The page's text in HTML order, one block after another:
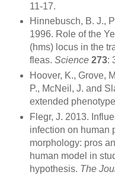
11-17.
Hinnebusch, B. J.,
1996. Role of the
(hms) locus in the
fleas. Science 273:
Hoover, K., Grove,
P., McNeil, J. and
extended
Flegr, J. 2013.
infection on human
morphology: pros
human model in
hypothesis. The